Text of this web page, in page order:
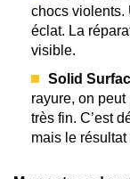
chocs violents.
éclat. La
visible.
Solid
rayure, on
très fin. C’est
mais le résultat